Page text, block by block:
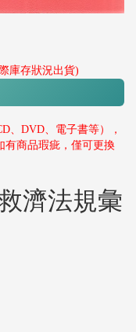
庫存狀況出貨)
、DVD、電子書等），
有商品瑕疵，僅可更換
濟法規彙